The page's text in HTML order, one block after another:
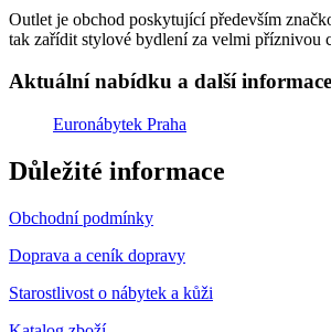
Outlet je obchod poskytující především
tak zařídit stylové bydlení za velmi příznivou
Aktuální nabídku a další
Euronábytek Praha
Důležité informace
Obchodní podmínky
Doprava a ceník dopravy
Starostlivost o nábytek a kůži